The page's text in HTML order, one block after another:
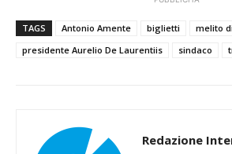
TAGS Antonio Amente biglietti
melito
presidente Aurelio De Laurentiis
sindaco
Redazione